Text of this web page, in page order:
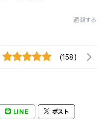
通報する
(158)
LINE ポスト